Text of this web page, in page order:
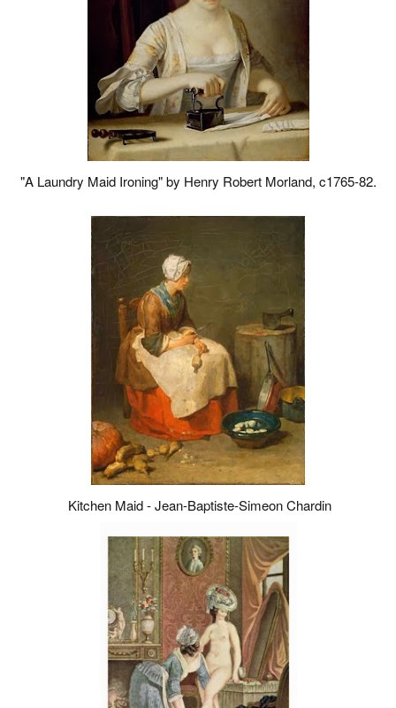
"A Laundry Maid Ironing" by Henry Robert Morland, c1765-82.
Kitchen Maid - Jean-Baptiste-Simeon Chardin